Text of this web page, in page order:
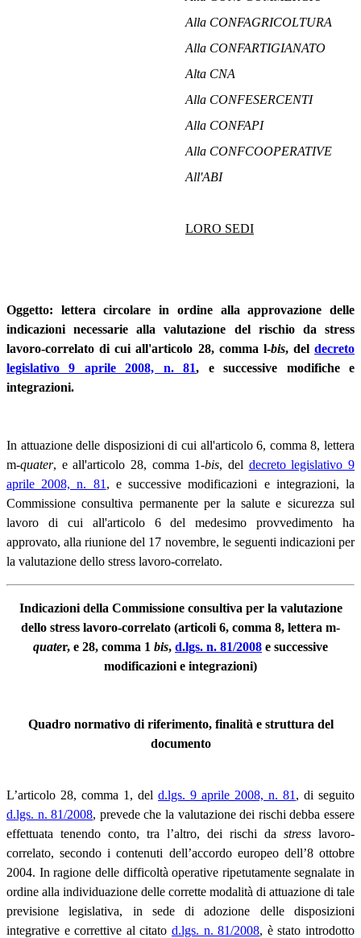
Alla CONFAGRICOLTURA
Alla CONFARTIGIANATO
Alta CNA
Alla CONFESERCENTI
Alla CONFAPI
Alla CONFCOOPERATIVE
All'ABI
LORO SEDI
Oggetto: lettera circolare in ordine alla approvazione delle
indicazioni necessarie alla valutazione del rischio da stress
lavoro-correlato di cui all'articolo 28, comma l-bis, del decreto
legislativo 9 aprile 2008, n. 81, e successive modifiche e
integrazioni.
In attuazione delle disposizioni di cui all'articolo 6, comma 8, lettera
m-quater, e all'articolo 28, comma 1-bis, del decreto legislativo 9
aprile 2008, n. 81 , e successive modificazioni e integrazioni, la
Commissione consultiva permanente per la salute e sicurezza sul
lavoro di cui all'articolo 6 del medesimo provvedimento ha
approvato, alla riunione del 17 novembre, le seguenti indicazioni per
la valutazione dello stress lavoro-correlato.
Indicazioni della Commissione consultiva per la valutazione
dello stress lavoro-correlato (articoli 6, comma 8, lettera m-
quater, e 28, comma 1 bis, d.lgs. n. 81/2008 e successive
modificazioni e integrazioni)
Quadro normativo di riferimento, finalità e struttura del
documento
L’articolo 28, comma 1, del d.lgs. 9 aprile 2008, n. 81 , di seguito
d.lgs. n. 81/2008, prevede che la valutazione dei rischi debba essere
effettuata tenendo conto, tra l’altro, dei rischi da stress lavoro-
correlato, secondo i contenuti dell’accordo europeo dell’8 ottobre
2004. In ragione delle difficoltà operative ripetutamente segnalate in
ordine alla individuazione delle corrette modalità di attuazione di tale
previsione legislativa, in sede di adozione delle disposizioni
integrative e correttive al citato d.lgs. n. 81/2008, è stato introdotto